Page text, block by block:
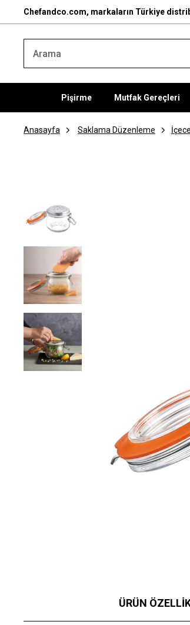
Chefandco.com, markaların Türkiye
Pişirme Mutfak Gereçleri
Anasayfa Saklama Düzenleme
ÜRÜN